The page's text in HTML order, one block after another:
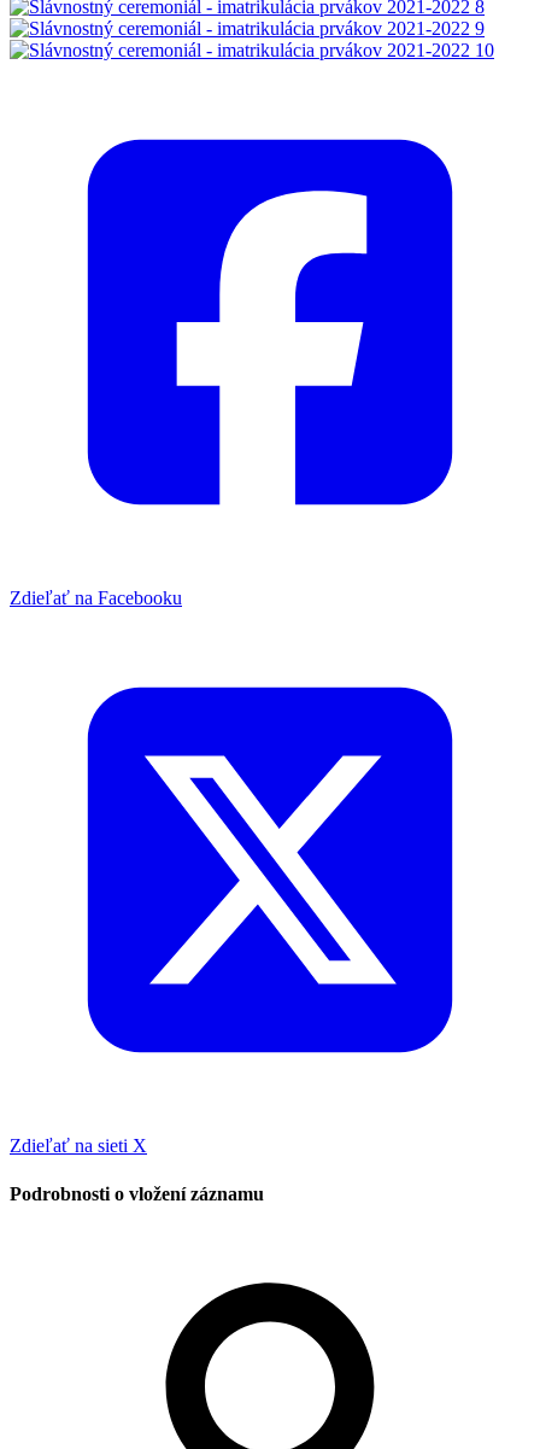
Zdieľať na Facebooku
Zdieľať na sieti X
Podrobnosti o vložení záznamu